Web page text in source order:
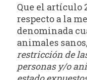
Que el artículo
respecto a la
denominada
animales
restricción de
personas y/o